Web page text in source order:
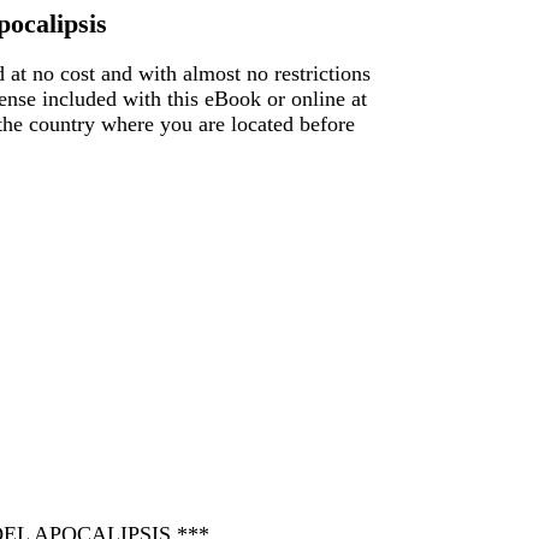
no cost and with almost no restrictions
included with this eBook or online at
country where you are located before
APOCALIPSIS ***